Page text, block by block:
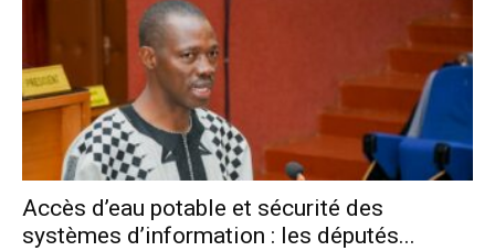
Accès d’eau potable et sécurité des
systèmes d’information : les députés...